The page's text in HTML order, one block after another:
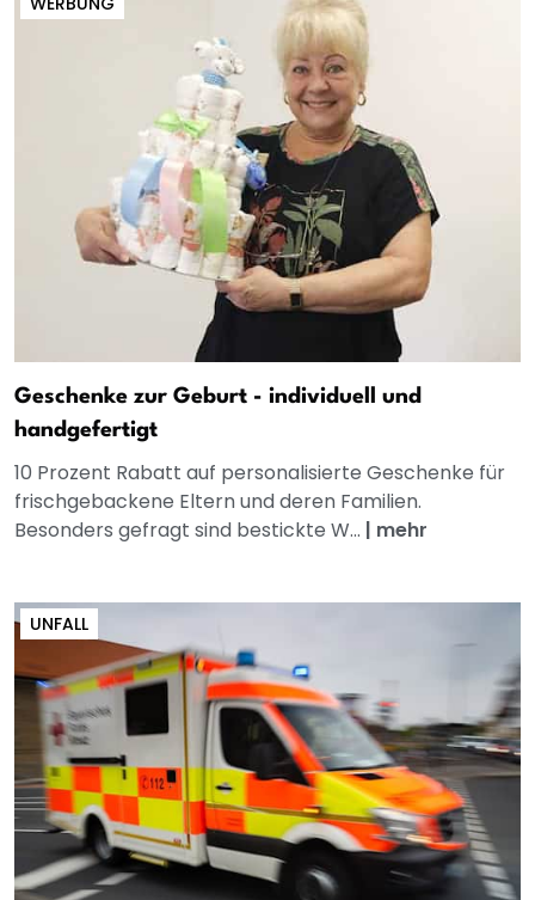
Geschenke zur Geburt - individuell und
handgefertigt
10 Prozent Rabatt auf personalisierte Geschenke für
frischgebackene Eltern und deren Familien.
Besonders gefragt sind bestickte W... | mehr
UNFALL